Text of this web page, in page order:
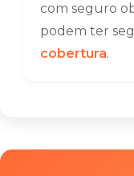
com seguro
podem ter
cobertura.